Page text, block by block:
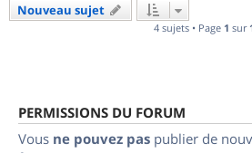
Nouveau sujet
4 sujets • Page 1 sur
PERMISSIONS DU FORUM
Vous ne pouvez pas publier de